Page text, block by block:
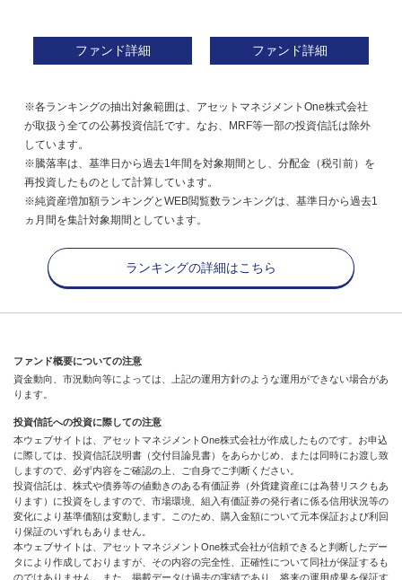
ファンド詳細 ファンド詳細
※各ランキングの抽出対象範囲は、アセットマネジメントOne株式会社
が取扱う全ての公募投資信託です。なお、MRF等一部の投資信託は除外
しています。
※騰落率は、基準日から過去1年間を対象期間とし、分配金（税引前）を
再投資したものとして計算しています。
※純資産増加額ランキングとWEB閲覧数ランキングは、基準日から過去1
ヵ月間を集計対象期間としています。
ランキングの詳細はこちら
ファンド概要についての注意
資金動向、市況動向等によっては、上記の運用方針のような運用ができない場合があ
ります。
投資信託への投資に際しての注意
本ウェブサイトは、アセットマネジメントOne株式会社が作成したものです。お申込
に際しては、投資信託説明書（交付目論見書）をあらかじめ、または同時にお渡し致
しますので、必ず内容をご確認の上、ご自身でご判断ください。
投資信託は、株式や債券等の値動きのある有価証券（外貨建資産には為替リスクもあ
ります）に投資をしますので、市場環境、組入有価証券の発行者に係る信用状況等の
変化により基準価額は変動します。このため、購入金額について元本保証および利回
り保証のいずれもありません。
本ウェブサイトは、アセットマネジメントOne株式会社が信頼できると判断したデー
タにより作成しておりますが、その内容の完全性、正確性について同社が保証するも
のではありません。また、掲載データは過去の実績であり、将来の運用成果を保証す